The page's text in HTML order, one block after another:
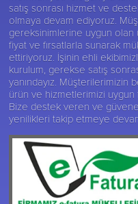
satış sonrası hizmet ve
olmaya devam ediyoruz.
gereksinimlerine uygun
fiyat ve fırsatlarla sunarak
ettiriyoruz. İşinin ehli
kurulum, gerekse satış
yanındayız.
ürün ve hizmetlerimizi
Bize destek veren ve
yenilikleri takip etmeye